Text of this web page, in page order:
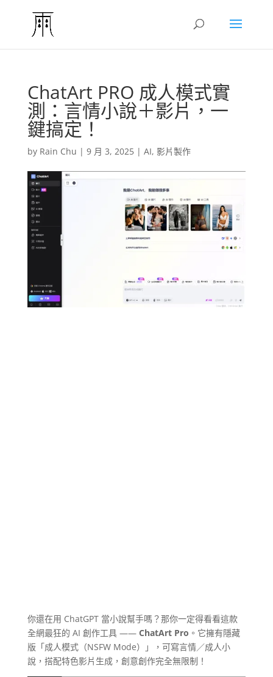
ChatArt PRO 成人模式實
測：言情小說＋影片，一
鍵搞定！
by Rain Chu | 9 月 3, 2025| AI, 影片製作
你還在用 ChatGPT 當小說幫手嗎？那你一定得看看這款
全網最狂的 AI 創作工具 —— ChatArt Pro 。它擁有隱藏
版「成人模式（NSFW Mode）」，可寫言情／成人小
說，搭配特色影片生成，創意創作完全無限制！